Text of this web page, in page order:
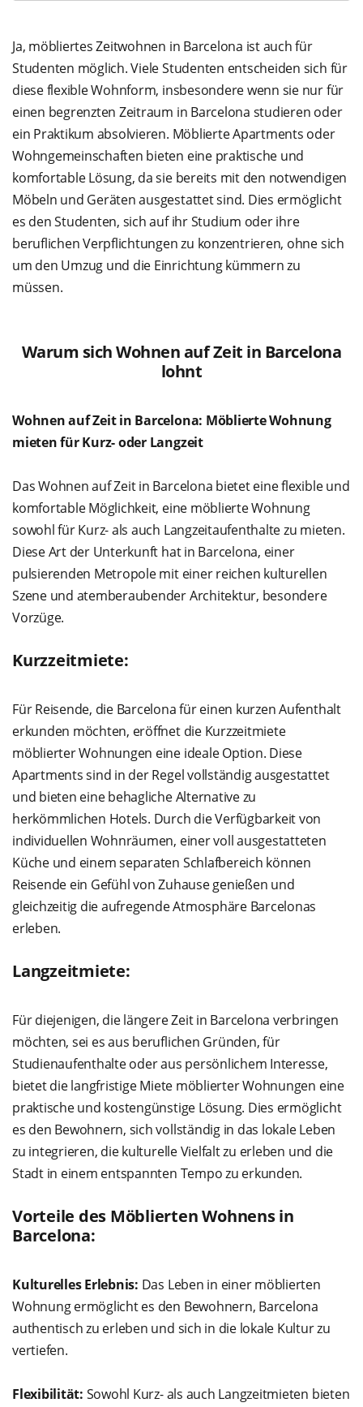
Ja, möbliertes Zeitwohnen in Barcelona ist auch für
Studenten möglich. Viele Studenten entscheiden sich für
diese flexible Wohnform, insbesondere wenn sie nur für
einen begrenzten Zeitraum in Barcelona studieren oder
ein Praktikum absolvieren. Möblierte Apartments oder
Wohngemeinschaften bieten eine praktische und
komfortable Lösung, da sie bereits mit den notwendigen
Möbeln und Geräten ausgestattet sind. Dies ermöglicht
es den Studenten, sich auf ihr Studium oder ihre
beruflichen Verpflichtungen zu konzentrieren, ohne sich
um den Umzug und die Einrichtung kümmern zu
müssen.
Warum sich Wohnen auf Zeit in Barcelona
lohnt
Wohnen auf Zeit in Barcelona: Möblierte Wohnung
mieten für Kurz- oder Langzeit
Das Wohnen auf Zeit in Barcelona bietet eine flexible und
komfortable Möglichkeit, eine möblierte Wohnung
sowohl für Kurz- als auch Langzeitaufenthalte zu mieten.
Diese Art der Unterkunft hat in Barcelona, einer
pulsierenden Metropole mit einer reichen kulturellen
Szene und atemberaubender Architektur, besondere
Vorzüge.
Kurzzeitmiete:
Für Reisende, die Barcelona für einen kurzen Aufenthalt
erkunden möchten, eröffnet die Kurzzeitmiete
möblierter Wohnungen eine ideale Option. Diese
Apartments sind in der Regel vollständig ausgestattet
und bieten eine behagliche Alternative zu
herkömmlichen Hotels. Durch die Verfügbarkeit von
individuellen Wohnräumen, einer voll ausgestatteten
Küche und einem separaten Schlafbereich können
Reisende ein Gefühl von Zuhause genießen und
gleichzeitig die aufregende Atmosphäre Barcelonas
erleben.
Langzeitmiete:
Für diejenigen, die längere Zeit in Barcelona verbringen
möchten, sei es aus beruflichen Gründen, für
Studienaufenthalte oder aus persönlichem Interesse,
bietet die langfristige Miete möblierter Wohnungen eine
praktische und kostengünstige Lösung. Dies ermöglicht
es den Bewohnern, sich vollständig in das lokale Leben
zu integrieren, die kulturelle Vielfalt zu erleben und die
Stadt in einem entspannten Tempo zu erkunden.
Vorteile des Möblierten Wohnens in
Barcelona:
Kulturelles Erlebnis: Das Leben in einer möblierten
Wohnung ermöglicht es den Bewohnern, Barcelona
authentisch zu erleben und sich in die lokale Kultur zu
vertiefen.
Flexibilität: Sowohl Kurz- als auch Langzeitmieten bieten